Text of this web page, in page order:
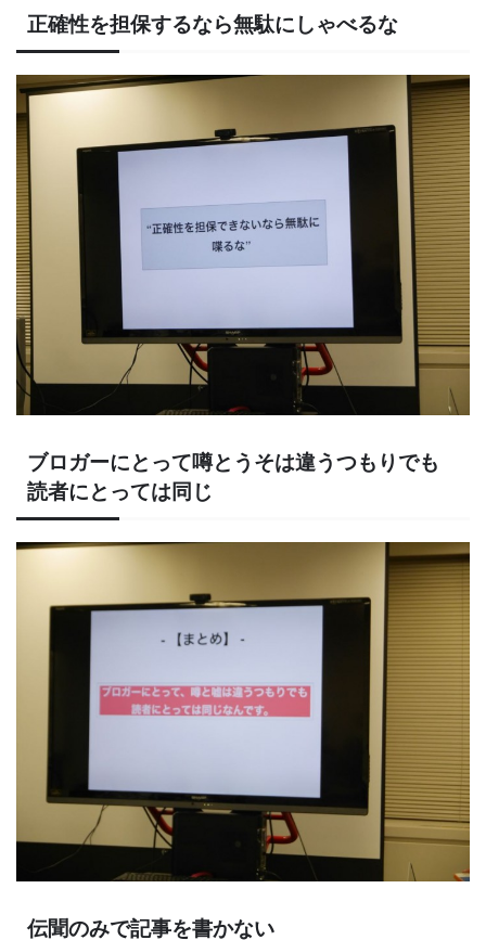
正確性を担保するなら無駄にしゃべるな
ブロガーにとって噂とうそは違うつもりでも
読者にとっては同じ
伝聞のみで記事を書かない